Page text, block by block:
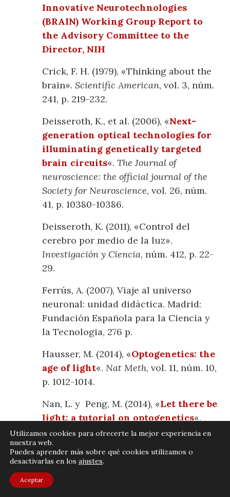
Innovative Neurotechnologies
(BRAIN) Working Group Report to
the Advisory Committee to the
Director, NIH
Crick, F. H. (1979), «Thinking about the
brain».Scientific American, vol. 3, núm.
241, p. 219-232.
Deisseroth, K., et al. (2006), «Next-
generation optical technologies for
illuminating genetically targeted
brain circuits«.The Journal of
neuroscience: the official journal of the
Society for Neuroscience, vol. 26, núm.
41, p. 10380-10386.
Deisseroth, K. (2011), «Control del
cerebro por medio de la luz».
Investigación y Ciencia, núm. 412, p. 22-
29.
Ferrús, A. (2007), Viaje al universo
neuronal: unidad didáctica. Madrid:
Fundación Española para la Ciencia y
la Tecnologia, 276 p.
Hausser, M. (2014), «Optogenetics: the
age of light«. Nat Meth, vol. 11, núm. 10,
p. 1012-1014.
Nan, L. y Peng, M. (2014), «Let there be
light: a tutorial on optogenetics«.
Pulse, IEEE, vol. 5, núm. 4, p. 55-59.
Reiner, A. y Isacoff, E. Y. (2013), «The
Brain Prize 2013: the optogenetics
revolution».
Utilizamos cookies para ofrecerte la mejor experiencia en
nuestra web.
Puedes aprender más sobre qué cookies utilizamos o
desactivarlas en los ajustes.
Aceptar